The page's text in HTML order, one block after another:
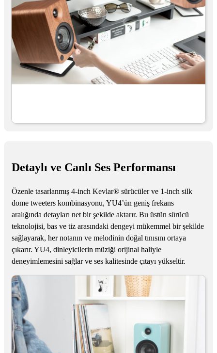
Detaylı ve Canlı Ses Performansı
Özenle tasarlanmış 4-inch Kevlar® sürücüler ve 1-inch silk
dome tweeters kombinasyonu, YU4’ün geniş frekans
aralığında detayları net bir şekilde aktarır. Bu üstün sürücü
teknolojisi, bas ve tiz arasındaki dengeyi mükemmel bir şekilde
sağlayarak, her notanın ve melodinin doğal tınısını ortaya
çıkarır. YU4, dinleyicilerin müziği orijinal haliyle
deneyimlemesini sağlar ve ses kalitesinde çıtayı yükseltir.